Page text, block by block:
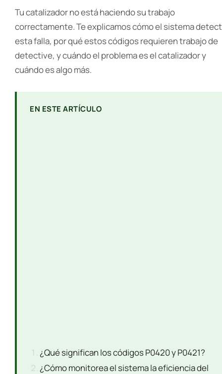
Tu catalizador no está haciendo su trabajo
correctamente. Te explicamos cómo el sistema
esta falla, por qué estos códigos requieren trabajo de
detective, y cuándo el problema es el catalizador y
cuándo es algo más.
EN ESTE ARTÍCULO
¿Qué significan los códigos P0420 y P0421?
¿Cómo monitorea el sistema la eficiencia del